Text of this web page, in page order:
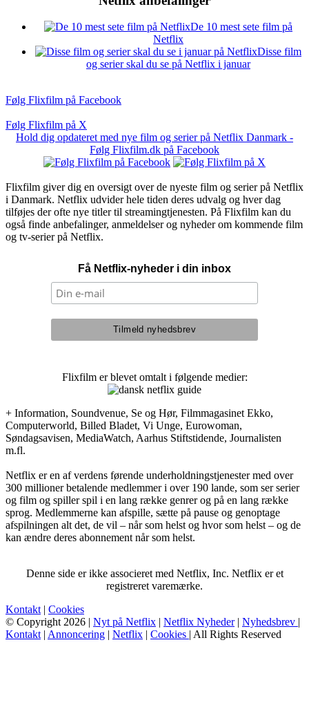
De 10 mest sete film på
Netflix
Disse film
og serier skal du se på Netflix i januar
Følg Flixfilm på Facebook
Følg Flixfilm på X
Hold dig opdateret med nye film og serier på Netflix Danmark -
Følg Flixfilm.dk på Facebook
Flixfilm giver dig en oversigt over de nyeste film og serier på Netflix
i Danmark. Netflix udvider hele tiden deres udvalg og hver dag
tilføjes der ofte nye titler til streamingtjenesten. På Flixfilm kan du
også finde anbefalinger, anmeldelser og nyheder om kommende film
og tv-serier på Netflix.
Få Netflix-nyheder i din inbox
Flixfilm er blevet omtalt i følgende medier:
+ Information, Soundvenue, Se og Hør, Filmmagasinet Ekko,
Computerworld, Billed Bladet, Vi Unge, Eurowoman,
Søndagsavisen, MediaWatch, Aarhus Stiftstidende, Journalisten
m.fl.
Netflix er en af verdens førende underholdningstjenester med over
300 millioner betalende medlemmer i over 190 lande, som ser serier
og film og spiller spil i en lang række genrer og på en lang række
sprog. Medlemmerne kan afspille, sætte på pause og genoptage
afspilningen alt det, de vil – når som helst og hvor som helst – og de
kan ændre deres abonnement når som helst.
Denne side er ikke associeret med Netflix, Inc. Netflix er et
registreret varemærke.
Kontakt | Cookies
© Copyright 2026 | Nyt på Netflix | Netflix Nyheder| Nyhedsbrev |
Kontakt | Annoncering | Netflix | Cookies | All Rights Reserved